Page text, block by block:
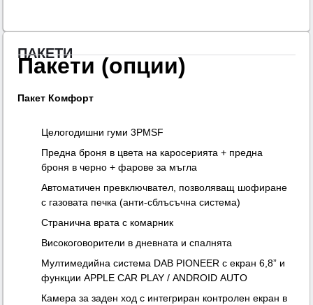
ПАКЕТИ
Пакети (опции)
Пакет Комфорт
Целогодишни гуми 3PMSF
Предна броня в цвета на каросерията + предна
броня в черно + фарове за мъгла
Автоматичен превключвател, позволяващ шофиране
с газовата печка (анти-сблъсъчна система)
Странична врата с комарник
Високоговорители в дневната и спалнята
Мултимедийна система DAB PIONEER с екран 6,8” и
функции APPLE CAR PLAY / ANDROID AUTO
Камера за заден ход с интегриран контролен екран в